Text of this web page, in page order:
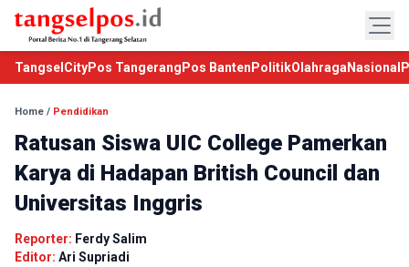
TangselCityPos Tangerang Pos Banten PolitikOlahraga Nasional
Home / Pendidikan
Ratusan Siswa UIC College Pamerkan
Karya di Hadapan British Council dan
Universitas Inggris
Reporter: Ferdy Salim
Editor: Ari Supriadi